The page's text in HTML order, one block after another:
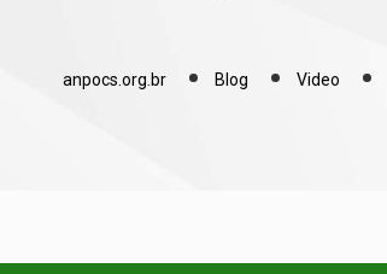
anpocs.org.br Blog Video